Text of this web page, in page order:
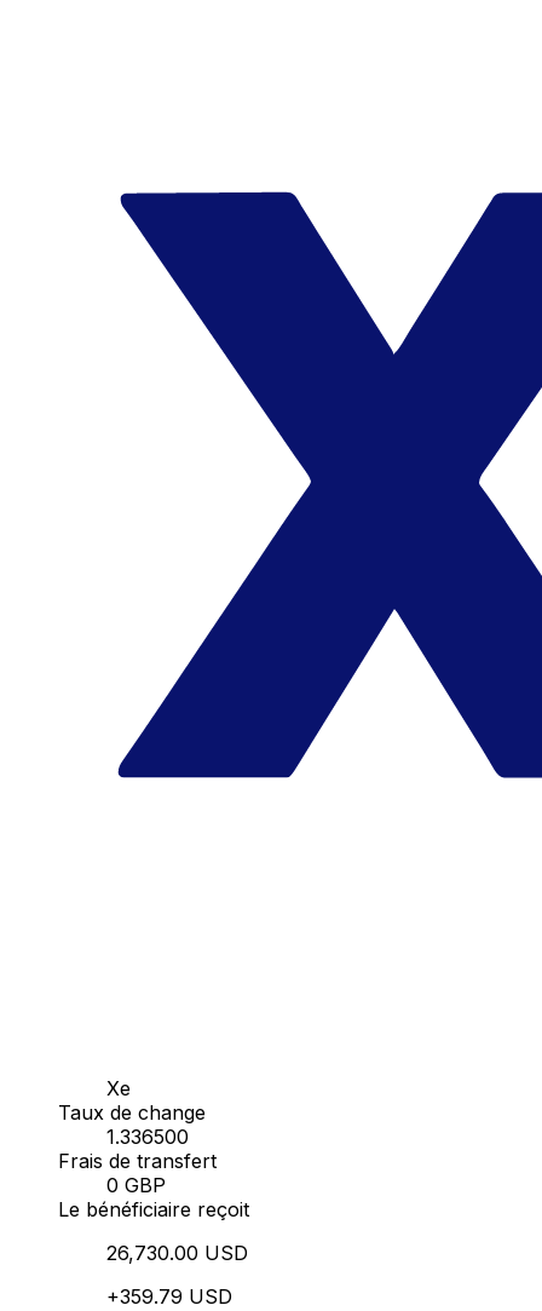
Xe
Taux de change
1.336500
Frais de transfert
0 GBP
Le bénéficiaire reçoit
26,730.00 USD
+359.79 USD